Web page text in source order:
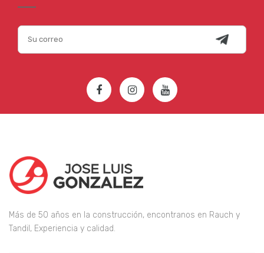
Más de 50 años en la construcción, encontranos en Rauch y
Tandil, Experiencia y calidad.